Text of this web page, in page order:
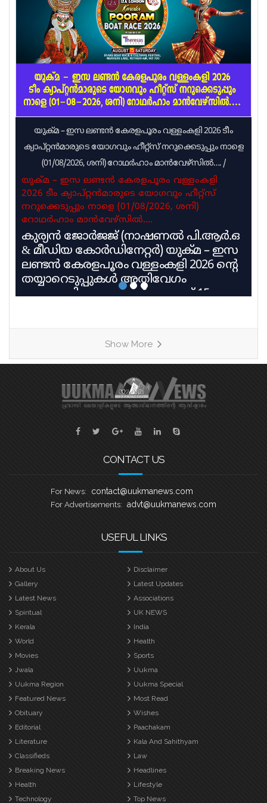
കാണാതായവർക്ക് വേണ്ടിയുള്ള തിരച്ചിൽ
ഊർജ്ജിതമായി തുടരുന്നുവെന്നും റവന്യൂ മന്ത്രി
അറിയിച്ചു. മഴയുടെ ശക്തി കുറഞ്ഞെങ്കിലും
ജാഗ്രതയോടെ തന്നെ മുന്നോട്ടു പോകണമെന്നു
റവന്യൂ മന്ത്രി
യുക്മ – ഇസ ലണ്ടൻ കേരളപൂരം വള്ളംകളി 2026 ടീം
ക്യാപ്റ്റൻമാരുടെ യോഗവും ഹീറ്റ്സ് നറുക്കെടുപ്പും നാളെ
(01/08/2026, ശനി) റോഥർഹാം മാൻവേഴ്സിൽ…. /
യുക്മ – ഇസ ലണ്ടൻ കേരളപൂരം വള്ളംകളി
2026 ടീം ക്യാപ്റ്റൻമാരുടെ യോഗവും ഹീറ്റ്സ്
നറുക്കെടുപ്പും നാളെ (01/08/2026, ശനി)
റോഥർഹാം മാൻവേഴ്സിൽ….
കുര്യൻ ജോർജജ് (നാഷണൽ പി.ആർ.ഒ
& മീഡിയ കോർഡിനേറ്റർ) യുക്മ – ഇസ
ലണ്ടൻ കേരളപൂരം വള്ളംകളി 2026 ൻ്റെ
തയ്യാറെടുപ്പുകൾ അതിവേഗം
പുരോഗമിക്കുകയാണ്. ആഗസ്റ്റ് 15
യുക്മ കേരളപൂരം വള്ളംകളിയും യുക്മ
തെരേസാസ് ഓണച്ചന്തം ‘മലയാളി
സുന്ദരി സീസൺ 2’ മത്സരവും
അനുബന്ധ കലാപരിപാടികളും ഏറ്റവും
ഭംഗിയായി നടത്തുവാനുള്ള
ഒരുക്കങ്ങളാണ് യുക്മ ദേശീയ സമിതി
നടത്തി വരുന്നതെന്ന് ദേശീയ പ്രസിഡൻ്റ്
അഡ്വ. എബി സെബാസ്റ്റ്യൻ, ജനറൽ
Show More
CONTACT US
For News: contact@uukmanews.com
For Advertisements: advt@uukmanews.com
USEFUL LINKS
About Us
Disclaimer
Gallery
Latest Updates
Latest News
Associations
Spiritual
UK NEWS
Kerala
India
World
Health
Movies
Sports
Jwala
Uukma
Uukma Region
Uukma Special
Featured News
Most Read
Obituary
Wishes
Editorial
Paachakam
Literature
Kala And Sahithyam
Classifieds
Law
Breaking News
Headlines
Health
Lifestyle
Technology
Top News